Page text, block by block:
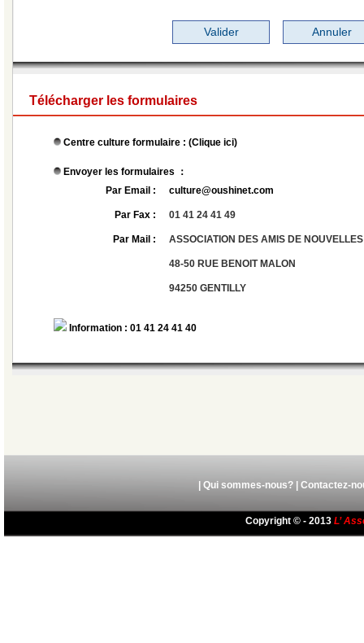
Télécharger les formulaires
Centre culture formulaire : (Clique ici)
Envoyer les formulaires ：
Par Email :
culture@oushinet.com
Par Fax : 01 41 24 41 49
Par Mail : ASSOCIATION DES AMIS DE NOUVELLES
48-50 RUE BENOIT MALON
94250 GENTILLY
Information : 01 41 24 41 40
Qui sommes-nous?| Contactez-
Copyright © - 2013 L’